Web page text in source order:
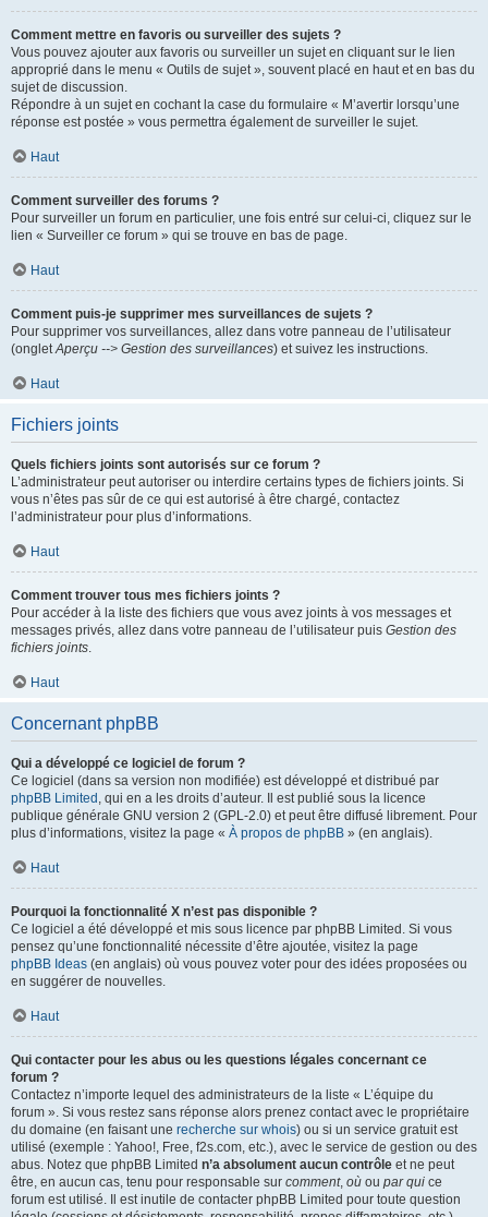
Comment mettre en favoris ou surveiller des sujets ?
Vous pouvez ajouter aux favoris ou surveiller un sujet en cliquant sur le lien
approprié dans le menu « Outils de sujet », souvent placé en haut et en bas du
sujet de discussion.
Répondre à un sujet en cochant la case du formulaire « M’avertir lorsqu’une
réponse est postée » vous permettra également de surveiller le sujet.
Haut
Comment surveiller des forums ?
Pour surveiller un forum en particulier, une fois entré sur celui-ci, cliquez sur le
lien « Surveiller ce forum » qui se trouve en bas de page.
Haut
Comment puis-je supprimer mes surveillances de sujets ?
Pour supprimer vos surveillances, allez dans votre panneau de l’utilisateur
(ongletAperçu --> Gestion des surveillances) et suivez les instructions.
Haut
Fichiers joints
Quels fichiers joints sont autorisés sur ce forum ?
L’administrateur peut autoriser ou interdire certains types de fichiers joints. Si
vous n’êtes pas sûr de ce qui est autorisé à être chargé, contactez
l’administrateur pour plus d’informations.
Haut
Comment trouver tous mes fichiers joints ?
Pour accéder à la liste des fichiers que vous avez joints à vos messages et
messages privés, allez dans votre panneau de l’utilisateur puis Gestion des
fichiers joints.
Haut
Concernant phpBB
Qui a développé ce logiciel de forum ?
Ce logiciel (dans sa version non modifiée) est développé et distribué par
phpBB Limited , qui en a les droits d’auteur. Il est publié sous la licence
publique générale GNU version 2 (GPL-2.0) et peut être diffusé librement. Pour
plus d’informations, visitez la page « À propos de phpBB » (en anglais).
Haut
Pourquoi la fonctionnalité X n’est pas disponible ?
Ce logiciel a été développé et mis sous licence par phpBB Limited. Si vous
pensez qu’une fonctionnalité nécessite d’être ajoutée, visitez la page
phpBB Ideas (en anglais) où vous pouvez voter pour des idées proposées ou
en suggérer de nouvelles.
Haut
Qui contacter pour les abus ou les questions légales concernant ce
forum ?
Contactez n’importe lequel des administrateurs de la liste « L’équipe du
forum ». Si vous restez sans réponse alors prenez contact avec le propriétaire
du domaine (en faisant une recherche sur whois) ou si un service gratuit est
utilisé (exemple : Yahoo!, Free, f2s.com, etc.), avec le service de gestion ou des
abus. Notez que phpBB Limited n’a absolument aucun contrôle et ne peut
être, en aucun cas, tenu pour responsable sur comment, où ou par qui ce
forum est utilisé. Il est inutile de contacter phpBB Limited pour toute question